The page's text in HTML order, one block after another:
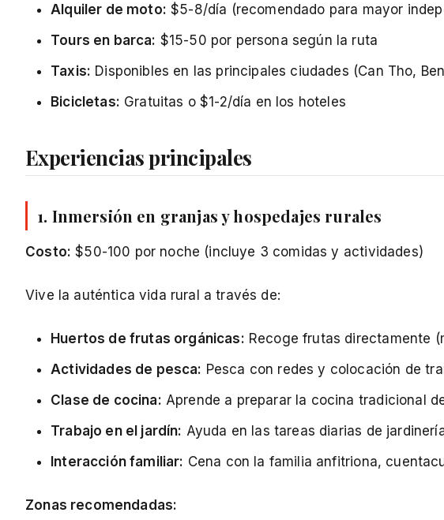
Alquiler de moto: $5-8/día (recomendado para mayor
Tours en barca: $15-50 por persona según la ruta
Taxis: Disponibles en las principales ciudades (Can Tho,
Bicicletas: Gratuitas o $1-2/día en los hoteles
Experiencias principales
1. Inmersión en granjas y hospedajes rurales
Costo: $50-100 por noche (incluye 3 comidas y actividades)
Vive la auténtica vida rural a través de:
Huertos de frutas orgánicas: Recoge frutas directamente
Actividades de pesca: Pesca con redes y colocación de
Clase de cocina: Aprende a preparar la cocina tradicional
Trabajo en el jardín: Ayuda en las tareas diarias de
Interacción familiar: Cena con la familia anfitriona,
Zonas recomendadas: